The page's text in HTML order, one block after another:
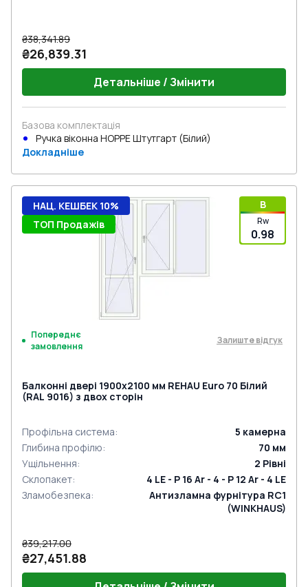
₴38,341.89
₴26,839.31
Детальніше / Змінити
Базова комплектація
Ручка віконна HOPPE Штутгарт (Білий)
Докладніше
B
Rw
0.98
НАЦ. КЕШБЕК 10%
ТОП Продажів
Попереднє
замовлення
Залиште відгук
Балконні двері 1900x2100 мм REHAU Euro 70 Білий
(RAL 9016) з двох сторін
Профільна система: 5 камерна
Глибина профілю: 70 мм
Ущільнення: 2 Рівні
Склопакет:
4 LE - P 16 Ar - 4 - P 12 Ar - 4 LE
Зламобезпека:
Антизламна фурнітура RC1
(WINKHAUS)
₴39,217.00
₴27,451.88